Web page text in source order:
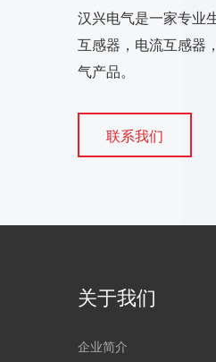
汉兴电气是一家专业
互感器，电流互感器
气产品。
联系我们
关于我们
企业简介